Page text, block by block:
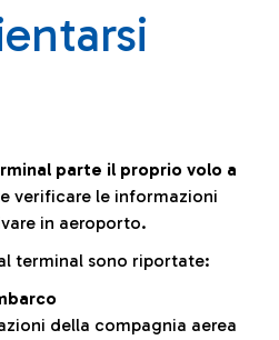
parte il proprio volo a
verificare le informazioni
in aeroporto.
terminal sono riportate:
della compagnia aerea